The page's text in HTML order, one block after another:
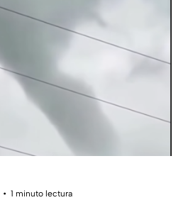
1 minuto lectura